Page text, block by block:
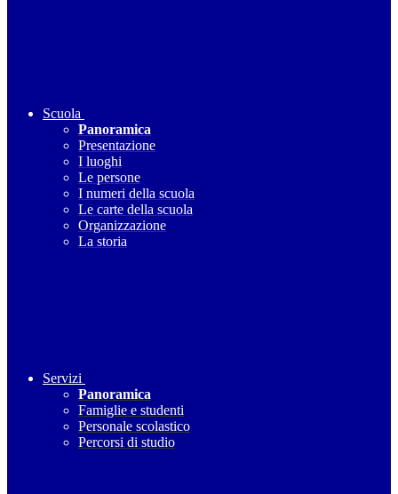
Scuola
Panoramica
Presentazione
I luoghi
Le persone
I numeri della scuola
Le carte della scuola
Organizzazione
La storia
Servizi
Panoramica
Famiglie e studenti
Personale scolastico
Percorsi di studio